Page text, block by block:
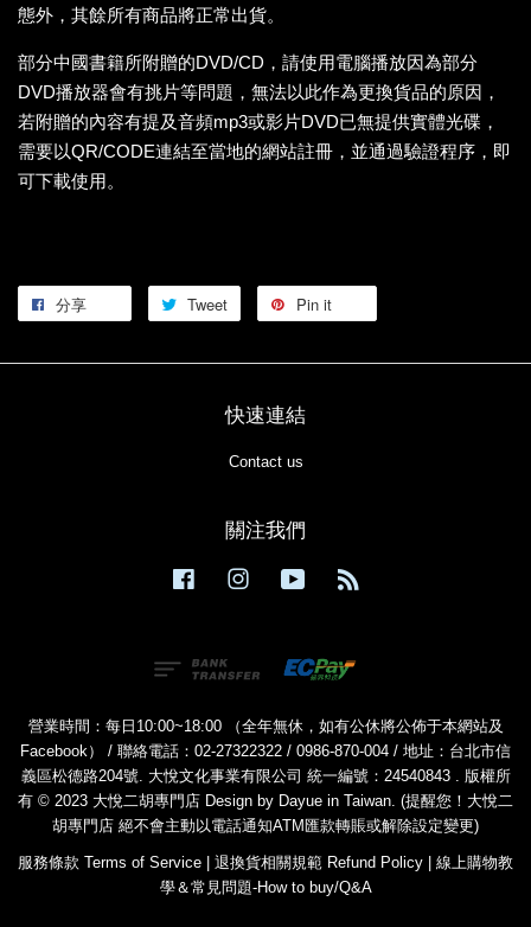
態外，其餘所有商品將正常出貨。
部分中國書籍所附贈的DVD/CD，請使用電腦播放因為部分
DVD播放器會有挑片等問題，無法以此作為更換貨品的原因，
若附贈的內容有提及音頻mp3或影片DVD已無提供實體光碟，
需要以QR/CODE連結至當地的網站註冊，並通過驗證程序，即
可下載使用。
分享 Tweet Pin it
快速連結
Contact us
關注我們
Facebook Instagram YouTube
營業時間：每日10:00~18:00 （全年無休，如有公休將公佈于本網站及
Facebook） / 聯絡電話：02-27322322 / 0986-870-004 / 地址：台北市信
義區松德路204號. 大悅文化事業有限公司 統一編號：24540843 . 版權所
有 © 2023 大悅二胡專門店 Design by Dayue in Taiwan. (提醒您！大悅二
胡專門店 絕不會主動以電話通知ATM匯款轉賬或解除設定變更)
服務條款 Terms of Service | 退換貨相關規範 Refund Policy | 線上購物教
學＆常見問題-How to buy/Q&A